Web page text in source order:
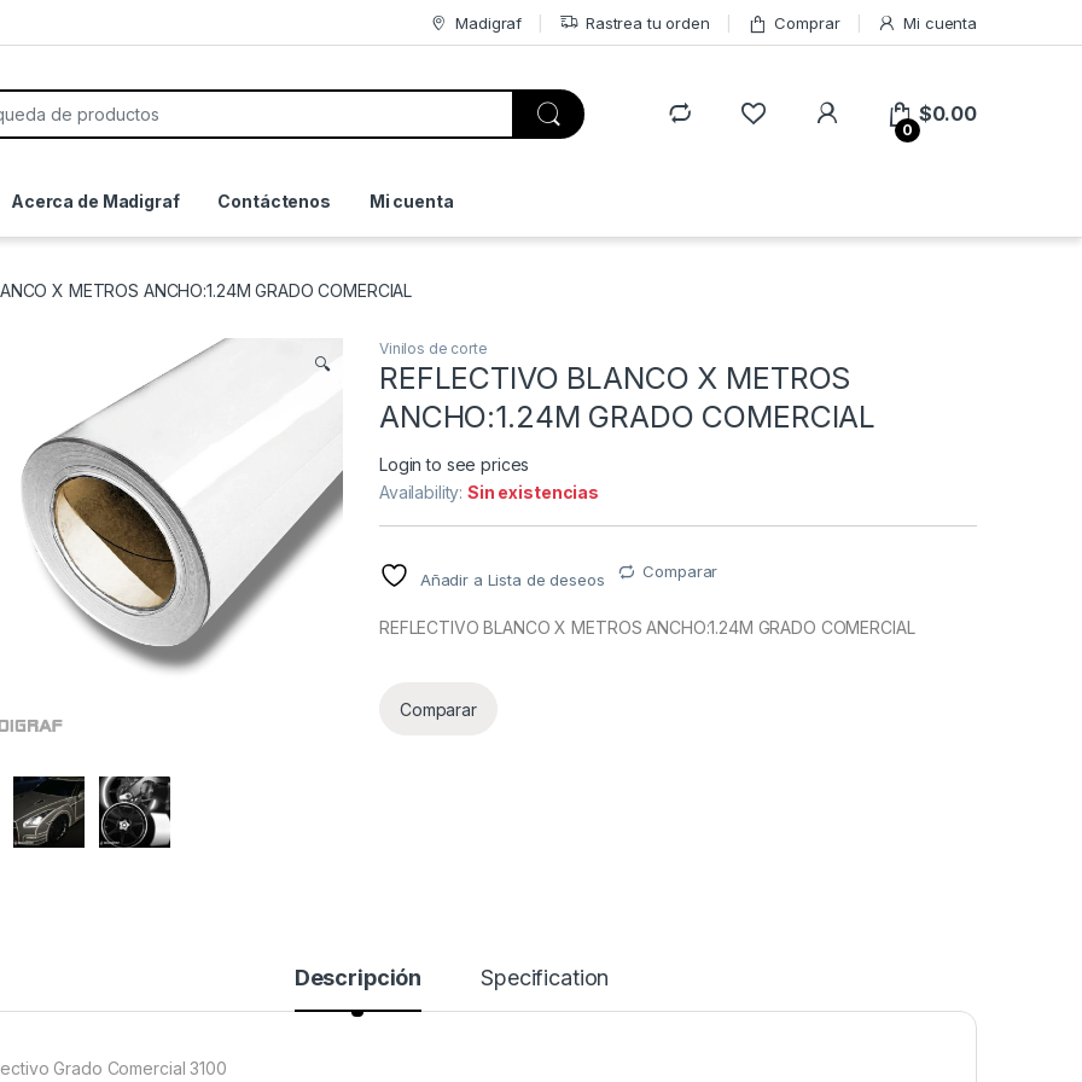
Madigraf Rastrea tu orden Comprar Mi cuenta
0
$0.00
Acerca de Madigraf Contáctenos Mi cuenta
X METROS ANCHO:1.24M GRADO COMERCIAL
🔍
Vinilos de corte
REFLECTIVO BLANCO X METROS
ANCHO:1.24M GRADO COMERCIAL
Login to see prices
Availability:Sin existencias
Añadir a Lista de deseos Comparar
REFLECTIVO BLANCO X METROS ANCHO:1.24M GRADO COMERCIAL
Comparar
Descripción Specification
Grado Comercial 3100